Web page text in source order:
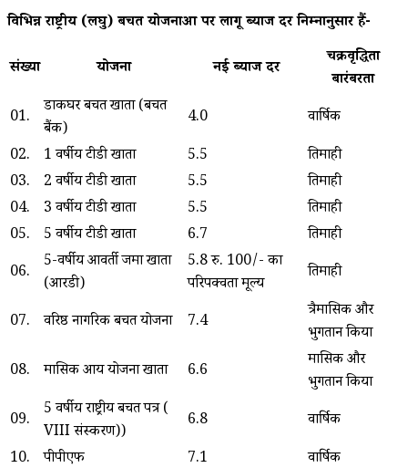
विभिन्न राष्ट्रीय (लघु) बचत योजनाओं पर लागू ब्याज दरें निम्नानुसार हैं-
संख्या
योजना नई ब्याज दर
चक्रवृद्धिता
बारंबरता
01.
डाकघर बचत खाता (बचत
बैंक)
4.0
वार्षिक
02.
1 वर्षीय टीडी खाता 5.5
तिमाही
03.
2 वर्षीय टीडी खाता 5.5
तिमाही
04.
3 वर्षीय टीडी खाता 5.5
तिमाही
05.
5 वर्षीय टीडी खाता 6.7
तिमाही
06.
5-वर्षीय आवर्ती जमा खाता
(आरडी)
5.8 रु. 100/- का
परिपक्वता मूल्य
तिमाही
07. वरिष्ठ नागरिक बचत योजना 7.4
त्रैमासिक और
भुगतान किया
08.
मासिक आय योजना खाता 6.6
मासिक और
भुगतान किया
09.
5 वर्षीय राष्ट्रीय बचत पत्र (
VIII संस्करण))
6.8
वार्षिक
10.
पीपीएफ 7.1
वार्षिक